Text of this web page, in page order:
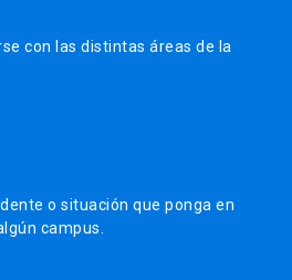
con las distintas áreas de la
o situación que ponga en
campus.